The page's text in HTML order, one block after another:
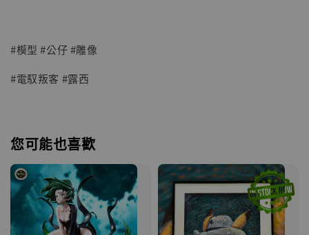
#模型 #公仔 #雕像
#電馭叛客 #露西
您可能也喜歡